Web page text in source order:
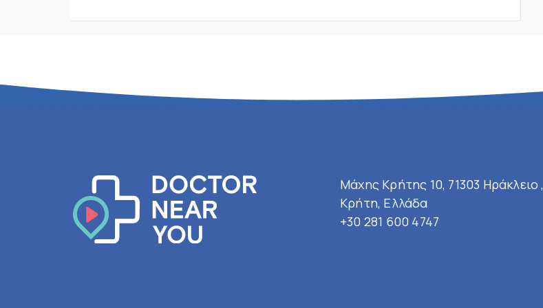
Μάχης Κρήτης 10, 71303 Ηράκλειο ,
Κρήτη, Ελλάδα
+30 281 600 4747